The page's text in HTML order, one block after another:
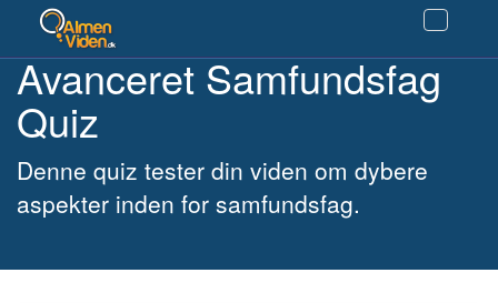
Avanceret Samfundsfag
Quiz
Denne quiz tester din viden om dybere
aspekter inden for samfundsfag.